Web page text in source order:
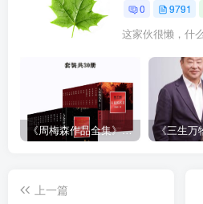
0 9791
这家伙很懒，什
《周梅森作品全集》[共30册]
上一篇